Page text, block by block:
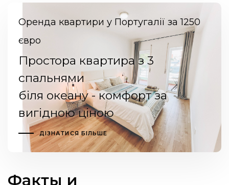
Оренда квартири у Португалії за 1250
євро
Простора квартира з 3
спальнями
біля океану - комфорт за
вигідною ціною
ДІЗНАТИСЯ БІЛЬШЕ
Факты и